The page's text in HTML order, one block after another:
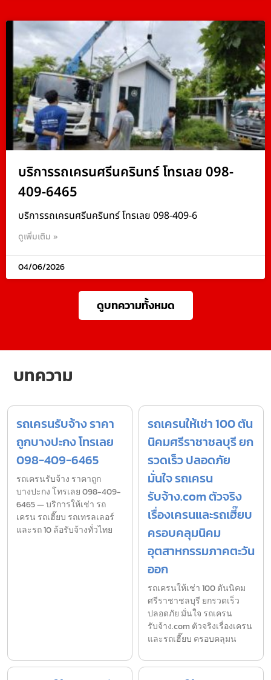
บริการรถเครนศรีนครินทร์ โทรเลย 098-
409-6465
บริการรถเครนศรีนครินทร์ โทรเลย 098-409-6
ดูเพิ่มเติม »
04/06/2026
ดูบทความทั้งหมด
บทความ
รถเครนรับจ้าง ราคา
ถูกบางปะกง โทรเลย
098-409-6465
รถเครนรับจ้าง ราคาถูก
บางปะกง โทรเลย 098-409-
6465 — บริการให้เช่า รถ
เครน รถเฮี๊ยบ รถเทรลเลอร์
และรถ 10 ล้อรับจ้างทั่วไทย
รถเครนให้เช่า 100 ตัน
นิคมศรีราชาชลบุรี ยก
รวดเร็ว ปลอดภัย
มั่นใจ รถเครน
รับจ้าง.com ตัวจริง
เรื่องเครนและรถเฮี๊ยบ
ครอบคลุมนิคม
อุตสาหกรรมภาคตะวัน
ออก
รถเครนให้เช่า 100 ตันนิคม
ศรีราชาชลบุรี ยกรวดเร็ว
ปลอดภัย มั่นใจ รถเครน
รับจ้าง.com ตัวจริงเรื่องเครน
และรถเฮี๊ยบ ครอบคลุมน